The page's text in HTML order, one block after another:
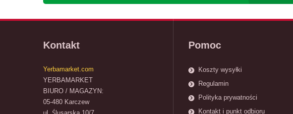
Kontakt
Yerbamarket.com
YERBAMARKET
BIURO / MAGAZYN:
05-480 Karczew
Pomoc
Koszty wysyłki
Regulamin
Polityka prywatności
Kontakt i punkt odbioru